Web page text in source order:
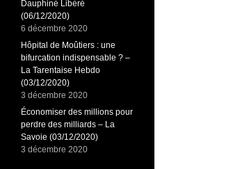
Dauphiné Libéré
(06/12/2020)
6 décembre 2020
Hôpital de Moûtiers : une
bifurcation indispensable ? –
La Tarentaise Hebdo
(03/12/2020)
3 décembre 2020
Économiser des millions pour
perdre des milliards – La
Savoie (03/12/2020)
3 décembre 2020